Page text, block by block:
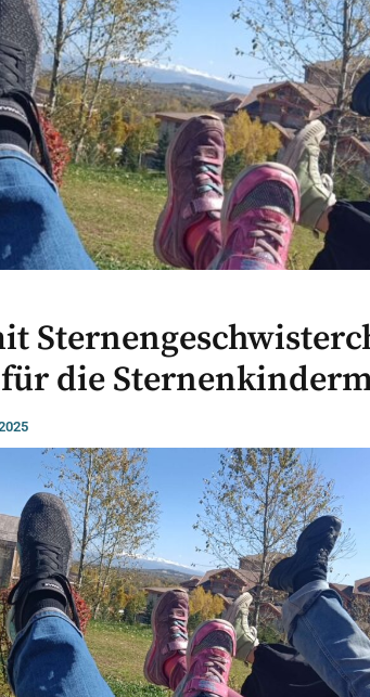
die